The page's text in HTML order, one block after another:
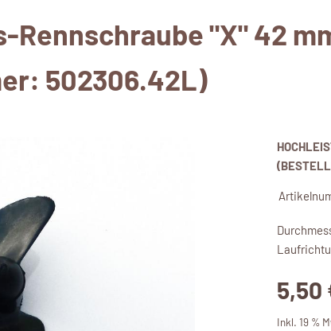
Rennschraube "X" 42
502306.42L)
5,50
Inkl. 19 %